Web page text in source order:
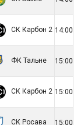
СК Карбон 2 14:00
ФК Тальне 15:00
СК Карбон 2 15:00
СК Росава 15:00